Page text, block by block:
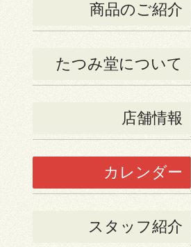
商品のご紹介
たつみ堂について
店舗情報
カレンダー
スタッフ紹介